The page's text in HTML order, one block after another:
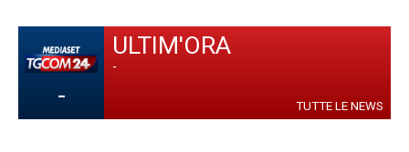
-
ULTIM'ORA
-
TUTTE LE NEWS